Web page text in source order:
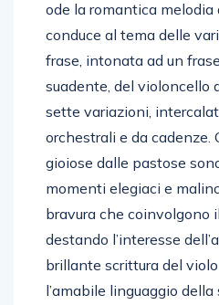
ode la romantica melodia
conduce al tema delle
frase, intonata ad un
suadente, del violoncello
sette variazioni,
orchestrali e da cadenze.
gioiose dalle pastose
momenti elegiaci e
bravura che coinvolgono
destando l’interesse
brillante scrittura del
l’amabile linguaggio